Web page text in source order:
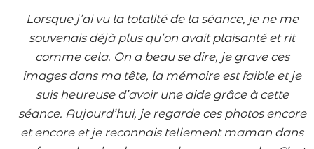
Lorsque j’ai vu la totalité de la séance, je ne me
souvenais déjà plus qu’on avait plaisanté et rit
comme cela. On a beau se dire, je grave ces
images dans ma tête, la mémoire est faible et je
suis heureuse d’avoir une aide grâce à cette
séance. Aujourd’hui, je regarde ces photos encore
et encore et je reconnais tellement maman dans